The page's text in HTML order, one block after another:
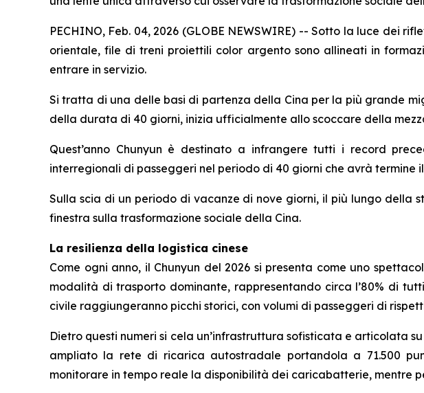
PECHINO, Feb. 04, 2026 (GLOBE NEWSWIRE) -- Sotto la luce dei
orientale, file di treni proiettili color argento sono allineati in
entrare in servizio.
Si tratta di una delle basi di partenza della Cina per la più grande
della durata di 40 giorni, inizia ufficialmente allo scoccare della
Quest’anno Chunyun è destinato a infrangere tutti i record
interregionali di passeggeri nel periodo di 40 giorni che avrà termine il
Sulla scia di un periodo di vacanze di nove giorni, il più lungo della
finestra sulla trasformazione sociale della Cina.
La resilienza della logistica cinese
Come ogni anno, il Chunyun del 2026 si presenta come uno
modalità di trasporto dominante, rappresentando circa l’80% di
civile raggiungeranno picchi storici, con volumi di passeggeri di
Dietro questi numeri si cela un’infrastruttura sofisticata e articolata
ampliato la rete di ricarica autostradale portandola a 71.500
monitorare in tempo reale la disponibilità dei caricabatterie, mentre